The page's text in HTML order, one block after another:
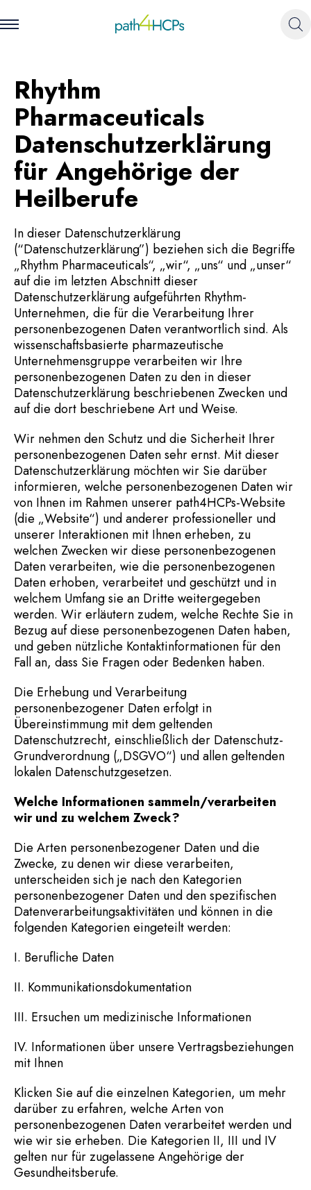
Rhythm
Pharmaceuticals
Datenschutzerklärung
für Angehörige der
Heilberufe
In dieser Datenschutzerklärung
(“Datenschutzerklärung”) beziehen sich die Begriffe
„Rhythm Pharmaceuticals“, „wir“, „uns“ und „unser“
auf die im letzten Abschnitt dieser
Datenschutzerklärung aufgeführten Rhythm-
Unternehmen, die für die Verarbeitung Ihrer
personenbezogenen Daten verantwortlich sind. Als
wissenschaftsbasierte pharmazeutische
Unternehmensgruppe verarbeiten wir Ihre
personenbezogenen Daten zu den in dieser
Datenschutzerklärung beschriebenen Zwecken und
auf die dort beschriebene Art und Weise.
Wir nehmen den Schutz und die Sicherheit Ihrer
personenbezogenen Daten sehr ernst. Mit dieser
Datenschutzerklärung möchten wir Sie darüber
informieren, welche personenbezogenen Daten wir
von Ihnen im Rahmen unserer path4HCPs-Website
(die „Website“) und anderer professioneller und
unserer Interaktionen mit Ihnen erheben, zu
welchen Zwecken wir diese personenbezogenen
Daten verarbeiten, wie die personenbezogenen
Daten erhoben, verarbeitet und geschützt und in
welchem Umfang sie an Dritte weitergegeben
werden. Wir erläutern zudem, welche Rechte Sie in
Bezug auf diese personenbezogenen Daten haben,
und geben nützliche Kontaktinformationen für den
Fall an, dass Sie Fragen oder Bedenken haben.
Die Erhebung und Verarbeitung
personenbezogener Daten erfolgt in
Übereinstimmung mit dem geltenden
Datenschutzrecht, einschließlich der Datenschutz-
Grundverordnung („DSGVO“) und allen geltenden
lokalen Datenschutzgesetzen.
Welche Informationen sammeln/verarbeiten
wir und zu welchem Zweck?
Die Arten personenbezogener Daten und die
Zwecke, zu denen wir diese verarbeiten,
unterscheiden sich je nach den Kategorien
personenbezogener Daten und den spezifischen
Datenverarbeitungsaktivitäten und können in die
folgenden Kategorien eingeteilt werden:
I. Berufliche Daten
II. Kommunikationsdokumentation
III. Ersuchen um medizinische Informationen
IV. Informationen über unsere Vertragsbeziehungen
mit Ihnen
Klicken Sie auf die einzelnen Kategorien, um mehr
darüber zu erfahren, welche Arten von
personenbezogenen Daten verarbeitet werden und
wie wir sie erheben. Die Kategorien II, III und IV
gelten nur für zugelassene Angehörige der
Gesundheitsberufe.